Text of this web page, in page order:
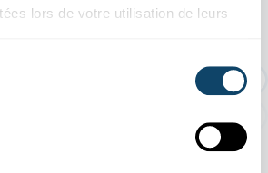
lors de votre utilisation de leurs